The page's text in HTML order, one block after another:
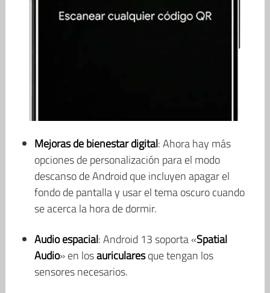
Mejoras de bienestar digital: Ahora hay más
opciones de personalización para el modo
descanso de Android que incluyen apagar el
fondo de pantalla y usar el tema oscuro cuando
se acerca la hora de dormir.
Audio espacial: Android 13 soporta «Spatial
Audio» en losauricularesque tengan los
sensores necesarios.